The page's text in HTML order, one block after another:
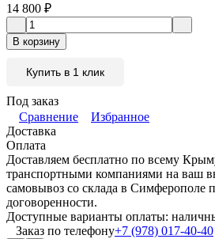
14 800 ₽
В корзину
Купить в 1 клик
Под заказ
Сравнение
Избранное
Доставка
Оплата
Доставляем бесплатно по всему
транспортными компаниями на ваш
самовывоз со склада в Симферополе
договоренности.
Доступные варианты оплаты:
Заказ по телефону+7 (978) 017-40-40